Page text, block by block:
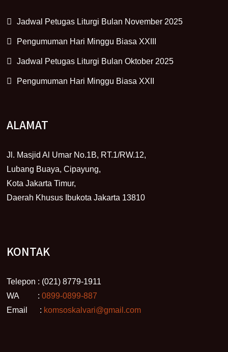
Jadwal Petugas Liturgi Bulan November 2025
Pengumuman Hari Minggu Biasa XXIII
Jadwal Petugas Liturgi Bulan Oktober 2025
Pengumuman Hari Minggu Biasa XXII
ALAMAT
Jl. Masjid Al Umar No.1B, RT.1/RW.12,
Lubang Buaya, Cipayung,
Kota Jakarta Timur,
Daerah Khusus Ibukota Jakarta 13810
KONTAK
Telepon : (021) 8779-1911
WA :0899-0899-887
Email : komsoskalvari@gmail.com